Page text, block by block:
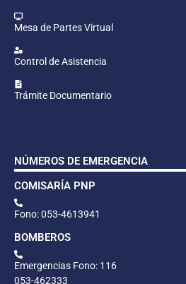
Mesa de Partes Virtual
Control de Asistencia
Trámite Documentario
NÚMEROS DE EMERGENCIA
COMISARÍA PNP
Fono: 053-4613941
BOMBEROS
Emergencias Fono: 116
053-462333